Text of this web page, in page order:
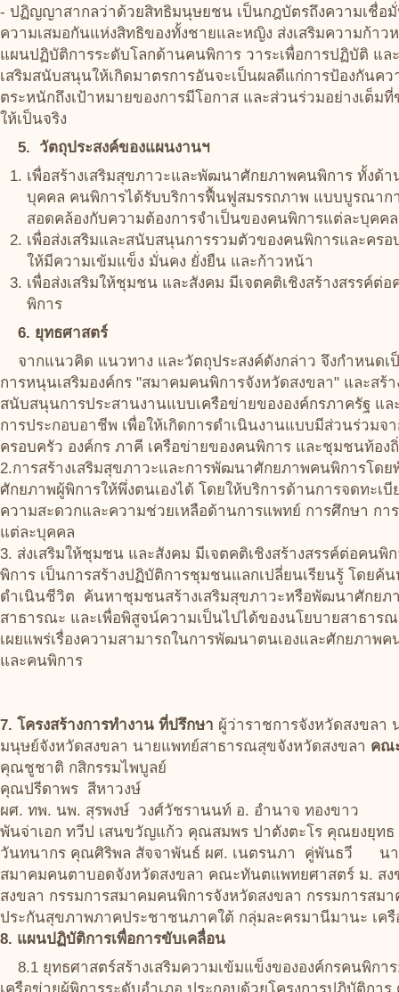
- ปฏิญญาสากลว่าด้วยสิทธิมนุษยชน เป็นกฎบัตรถึงความเชื่
ความเสมอกันแห่งสิทธิของทั้งชายและหญิง ส่งเสริมความก้
แผนปฏิบัติการระดับโลกด้านคนพิการ วาระเพื่อการปฏิบัติ แ
เสริมสนับสนุนให้เกิดมาตรการอันจะเป็นผลดีแก่การป้องกัน
ตระหนักถึงเป้าหมายของการมีโอกาส และส่วนร่วมอย่างเ
ให้เป็นจริง
5. วัตถุประสงค์ของแผนงานฯ
เพื่อสร้างเสริมสุขภาวะและพัฒนาศักยภาพคนพิการ ทั้ง
บุคคล คนพิการได้รับบริการฟื้นฟูสมรรถภาพ แบบบูรณาก
สอดคล้องกับความต้องการจำเป็นของคนพิการแต่ละบุคคล
เพื่อส่งเสริมและสนับสนุนการรวมตัวของคนพิการและคร
ให้มีความเข้มแข็ง มั่นคง ยั่งยืน และก้าวหน้า
เพื่อส่งเสริมให้ชุมชน และสังคม มีเจตคติเชิงสร้างสรรค์
พิการ
6. ยุทธศาสตร์
จากแนวคิด แนวทาง และวัตถุประสงค์ดังกล่าว จึงกำหนด
การหนุนเสริมองค์กร "สมาคมคนพิการจังหวัดสงขลา" และสร้
สนับสนุนการประสานงานแบบเครือข่ายขององค์กรภาครัฐ แ
การประกอบอาชีพ เพื่อให้เกิดการดำเนินงานแบบมีส่วนร่วม
ครอบครัว องค์กร ภาคี เครือข่ายของคนพิการ และชุมชนท้อ
2.การสร้างเสริมสุขภาวะและการพัฒนาศักยภาพคนพิการโด
ศักยภาพผู้พิการให้พึ่งตนเองได้ โดยให้บริการด้านการจดทะ
ความสะดวกและความช่วยเหลือด้านการแพทย์ การศึกษา ก
แต่ละบุคคล
3. ส่งเสริมให้ชุมชน และสังคม มีเจตคติเชิงสร้างสรรค์ต่อคน
พิการ เป็นการสร้างปฏิบัติการชุมชนแลกเปลี่ยนเรียนรู้ โดยค้
ดำเนินชีวิต ค้นหาชุมชนสร้างเสริมสุขภาวะหรือพัฒนาศักยภ
สาธารณะ และเพื่อพิสูจน์ความเป็นไปได้ของนโยบายสาธาร
เผยแพร่เรื่องความสามารถในการพัฒนาตนเองและศักยภาพ
และคนพิการ
7. โครงสร้างการทำงาน ที่ปรึกษา ผู้ว่าราชการจังหวัดสงขลา
มนุษย์จังหวัดสงขลา นายแพทย์สาธารณสุขจังหวัดสงขลา คณ
คุณชูชาติ กสิกรรมไพบูลย์
คุณปรีดาพร สีหาวงษ์
ผศ. ทพ. นพ. สุรพงษ์ วงศ์วัชรานนท์ อ. อำนาจ ทองขาว
พันจ่าเอก ทวีป เสนขวัญแก้ว คุณสมพร ปาตังตะโร คุณยงยุ
วันทนากร คุณศิริพล สัจจาพันธ์ ผศ. เนตรนภา คู่พันธวี นา
สมาคมคนตาบอดจังหวัดสงขลา คณะทันตแพทยศาสตร์ ม. ส
สงขลา กรรมการสมาคมคนพิการจังหวัดสงขลา กรรมการส
ประกันสุขภาพภาคประชาชนภาคใต้ กลุ่มละครมานีมานะ เ
8. แผนปฏิบัติการเพื่อการขับเคลื่อน
8.1 ยุทธศาสตร์สร้างเสริมความเข้มแข็งขององค์กรคนพิก